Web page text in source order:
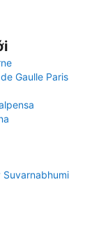
Gaulle Paris